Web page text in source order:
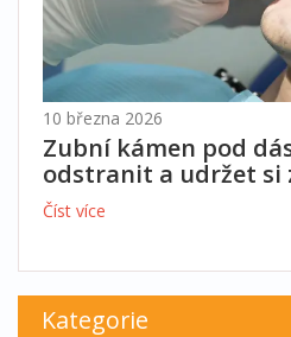
10 března 2026
Zubní kámen pod
odstranit a udržet si
Číst více
Kategorie